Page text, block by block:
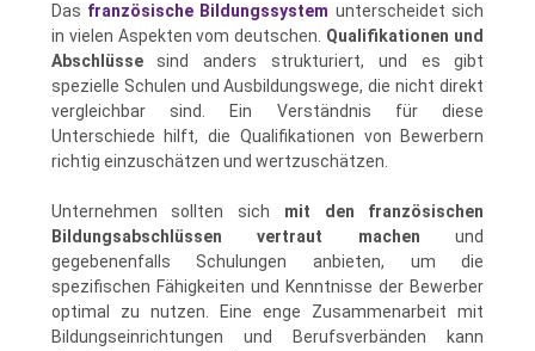
Das französische Bildungssystem unterscheidet sich
in vielen Aspekten vom deutschen. Qualifikationen und
Abschlüssesind anders strukturiert, und es gibt
spezielle Schulen und Ausbildungswege, die nicht direkt
vergleichbar sind. Ein Verständnis für diese
Unterschiede hilft, die Qualifikationen von Bewerbern
richtig einzuschätzen und wertzuschätzen.
Unternehmen sollten sich mit den französischen
Bildungsabschlüssen vertraut machen und
gegebenenfalls Schulungen anbieten, um die
spezifischen Fähigkeiten und Kenntnisse der Bewerber
optimal zu nutzen. Eine enge Zusammenarbeit mit
Bildungseinrichtungen und Berufsverbänden kann